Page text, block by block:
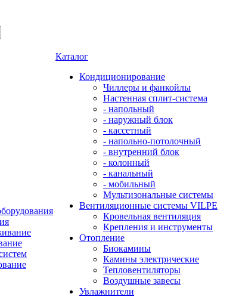
Каталог
Кондиционирование
Чиллеры и фанкойлы
Настенная сплит-система
- напольный
- наружный блок
- кассетный
- напольно-потолочный
- внутренний блок
- колонный
- канальный
- мобильный
Мультизональные системы
Вентиляционные системы VILPE
Кровельная вентиляция
Крепления и инструменты
Отопление
Биокамины
Камины электрические
Тепловентиляторы
Воздушные завесы
Увлажнители